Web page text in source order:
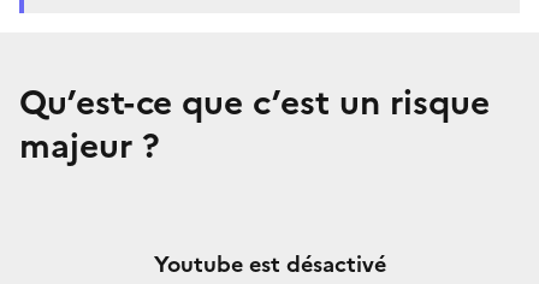
Qu’est-ce que c’est un risque
majeur ?
Youtube est désactivé